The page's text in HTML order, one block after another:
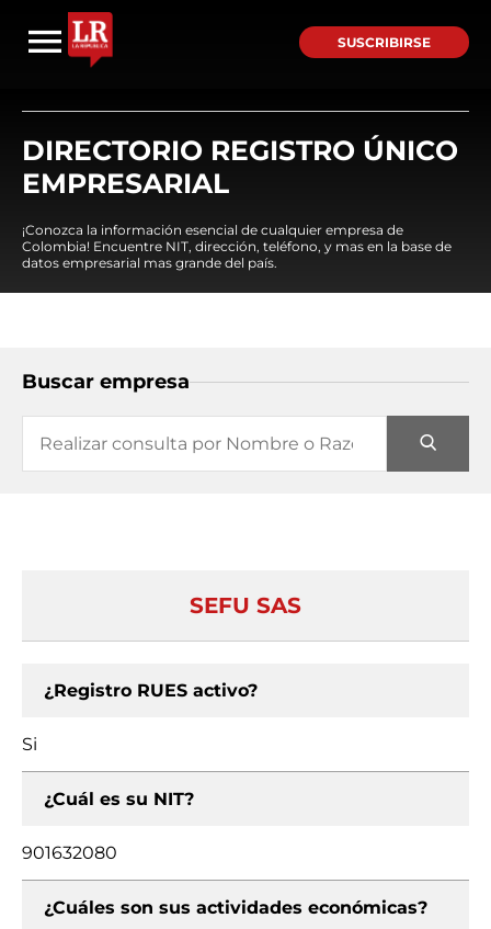
SUSCRIBIRSE
DIRECTORIO REGISTRO ÚNICO
EMPRESARIAL
¡Conozca la información esencial de cualquier empresa de
Colombia! Encuentre NIT, dirección, teléfono, y mas en la base de
datos empresarial mas grande del país.
Buscar empresa
SEFU SAS
¿Registro RUES activo?
Si
¿Cuál es su NIT?
901632080
¿Cuáles son sus actividades económicas?